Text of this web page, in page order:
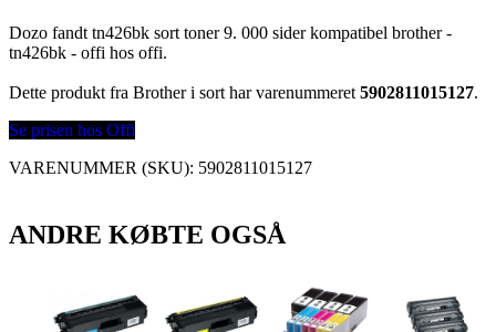
Dozo fandt tn426bk sort toner 9. 000 sider kompatibel brother -
tn426bk - offi hos offi.
Dette produkt fra Brother i sort har varenummeret 5902811015127.
Se prisen hos Offi
VARENUMMER (SKU): 5902811015127
ANDRE KØBTE OGSÅ